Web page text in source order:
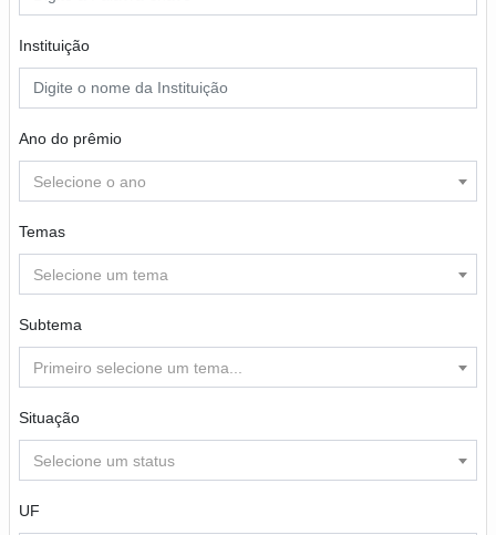
Instituição
Ano do prêmio
Selecione o ano
Temas
Selecione um tema
Subtema
Primeiro selecione um tema...
Situação
Selecione um status
UF